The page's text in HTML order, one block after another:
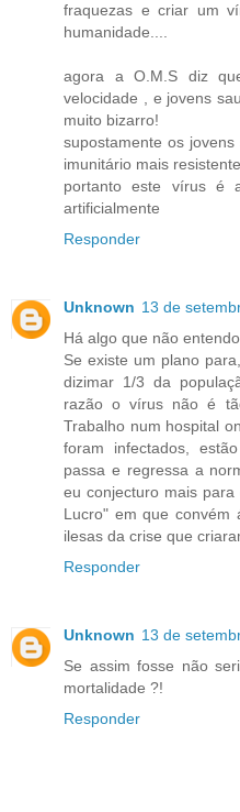
fraquezas e criar um
humanidade....
agora a O.M.S diz
velocidade , e jovens
muito bizarro!
supostamente os
imunitário mais
portanto este vírus é
artificialmente
Responder
Unknown 13 de
Há algo que não
Se existe um plano
dizimar 1/3 da
razão o vírus não é
Trabalho num hospital
foram infectados,
passa e regressa a
eu conjecturo mais
Lucro" em que convém
ilesas da crise que
Responder
Unknown 13 de
Se assim fosse não
mortalidade ?!
Responder